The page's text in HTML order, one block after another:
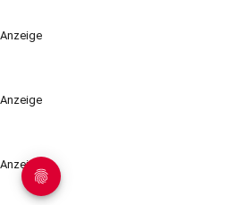
Anzeige
Anzeige
Anzeige